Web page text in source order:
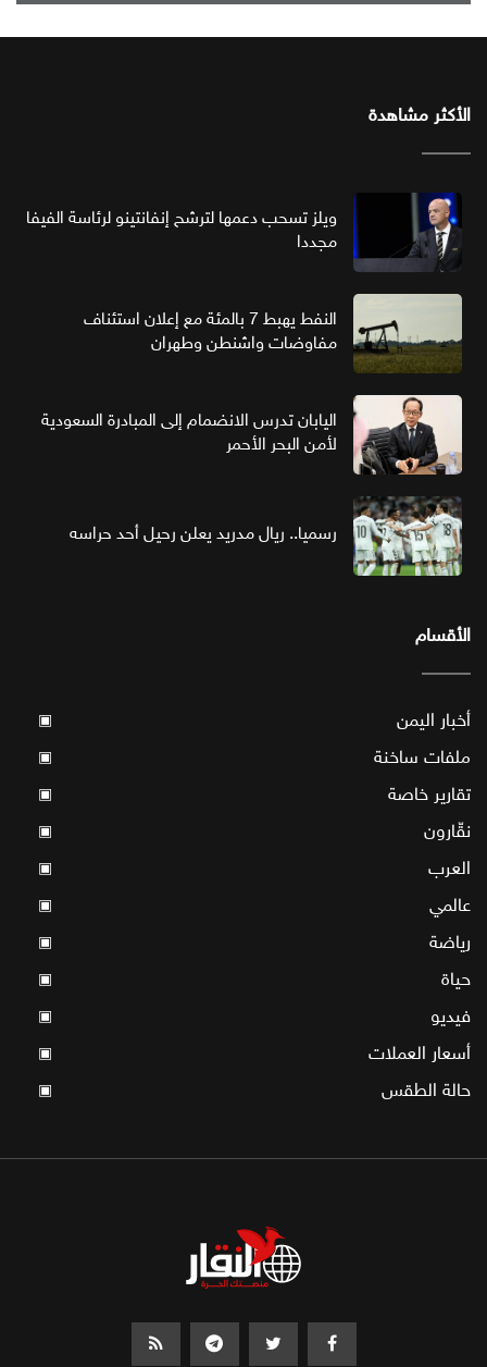
الأكثر مشاهدة
ويلز تسحب دعمها لترشح إنفانتينو لرئاسة الفيفا
مجددا
النفط يهبط 7 بالمئة مع إعلان استئناف
مفاوضات واشنطن وطهران
اليابان تدرس الانضمام إلى المبادرة السعودية
لأمن البحر الأحمر
رسميا.. ريال مدريد يعلن رحيل أحد حراسه
الأقسام
أخبار اليمن ▣
ملفات ساخنة ▣
تقارير خاصة ▣
نقّارون ▣
العرب ▣
عالمي ▣
رياضة ▣
حياة ▣
فيديو ▣
أسعار العملات ▣
حالة الطقس ▣